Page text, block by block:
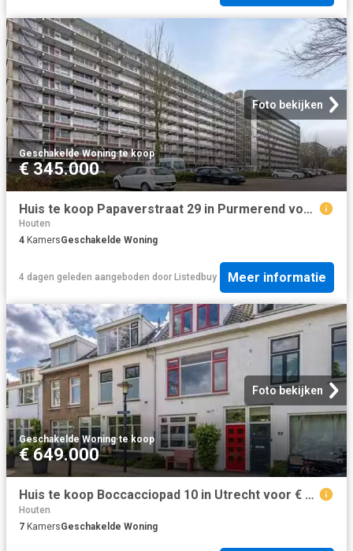
Foto bekijken
Geschakelde Woning·te koop
€ 345.000
Huis te koop Papaverstraat 29 in Purmerend voor € 345.000
Houten
4 KamersGeschakelde Woning
4 dagen geleden aangeboden door Listedbuy Meer informatie
Foto bekijken
Geschakelde Woning·te koop
€ 649.000
Huis te koop Boccacciopad 10 in Utrecht voor € 649.000
Houten
7 KamersGeschakelde Woning